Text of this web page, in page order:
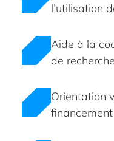
l’utilisation
Aide à la
de recherche
Orientation